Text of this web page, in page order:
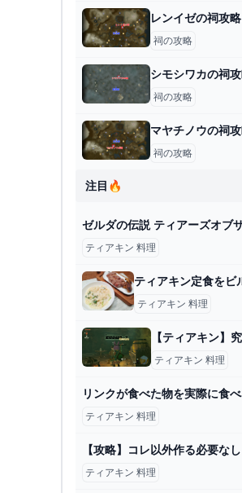
祠の攻略
祠の攻略
祠の攻略
注目🔥
ティアキン 料理
ティアキン 料理
ティアキン 料理
ティアキン 料理
ティアキン 料理